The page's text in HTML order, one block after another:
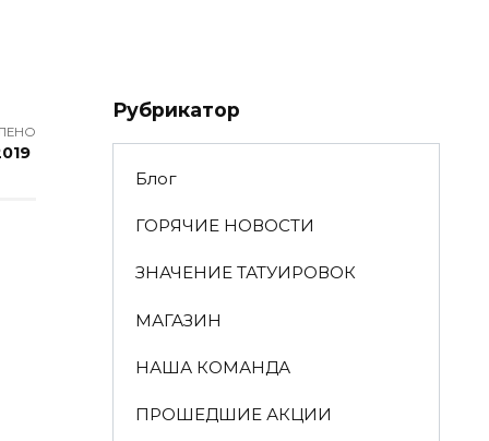
Рубрикатор
Блог
ГОРЯЧИЕ НОВОСТИ
ЗНАЧЕНИЕ ТАТУИРОВОК
МАГАЗИН
НАША КОМАНДА
ПРОШЕДШИЕ АКЦИИ